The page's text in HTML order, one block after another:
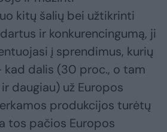
kitų šalių bei užtikrinti
ir konkurencingumą, ji
į sprendimus, kurių
kad dalis (30 proc., o tam
daugiau) už Europos
produkcijos turėtų
tos pačios Europos